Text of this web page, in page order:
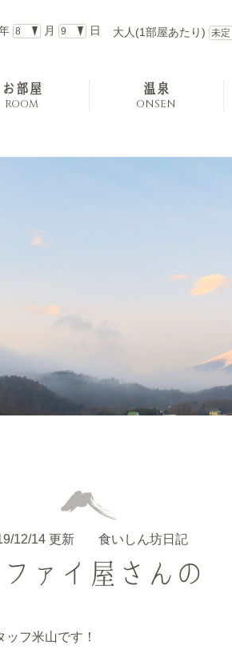
月 日 大人(1部屋あたり)
お部屋
ROOM
温泉
ONSEN
12/14 更新 食いしん坊日記
ァイ屋さんの
フ米山です！